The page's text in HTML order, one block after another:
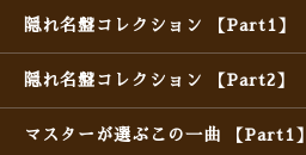
隠れ名盤コレクション 【Part1】
隠れ名盤コレクション 【Part2】
マスターが選ぶこの一曲 【Part1】